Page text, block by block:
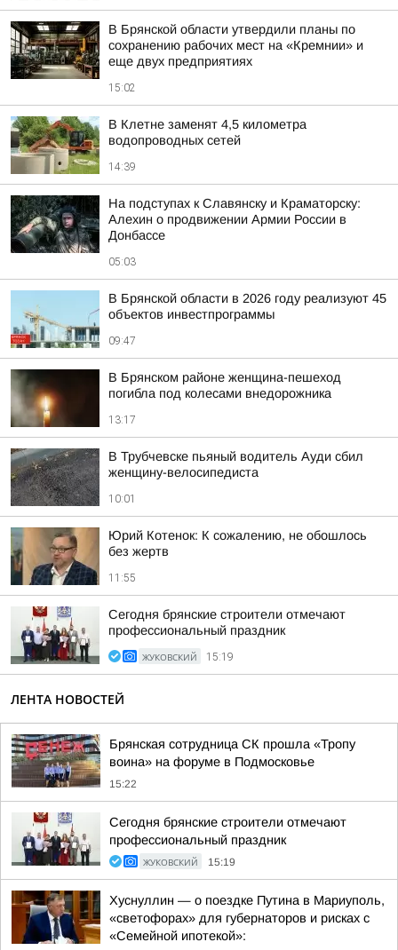
В Брянской области утвердили планы по
сохранению рабочих мест на «Кремнии» и
еще двух предприятиях
15:02
В Клетне заменят 4,5 километра
водопроводных сетей
14:39
На подступах к Славянску и Краматорску:
Алехин о продвижении Армии России в
Донбассе
05:03
В Брянской области в 2026 году реализуют 45
объектов инвестпрограммы
09:47
В Брянском районе женщина-пешеход
погибла под колесами внедорожника
13:17
В Трубчевске пьяный водитель Ауди сбил
женщину-велосипедиста
10:01
Юрий Котенок: К сожалению, не обошлось
без жертв
11:55
Сегодня брянские строители отмечают
профессиональный праздник
ЖУКОВСКИЙ 15:19
ЛЕНТА НОВОСТЕЙ
Брянская сотрудница СК прошла «Тропу
воина» на форуме в Подмосковье
15:22
Сегодня брянские строители отмечают
профессиональный праздник
ЖУКОВСКИЙ 15:19
Хуснуллин — о поездке Путина в Мариуполь,
«светофорах» для губернаторов и рисках с
«Семейной ипотекой»: